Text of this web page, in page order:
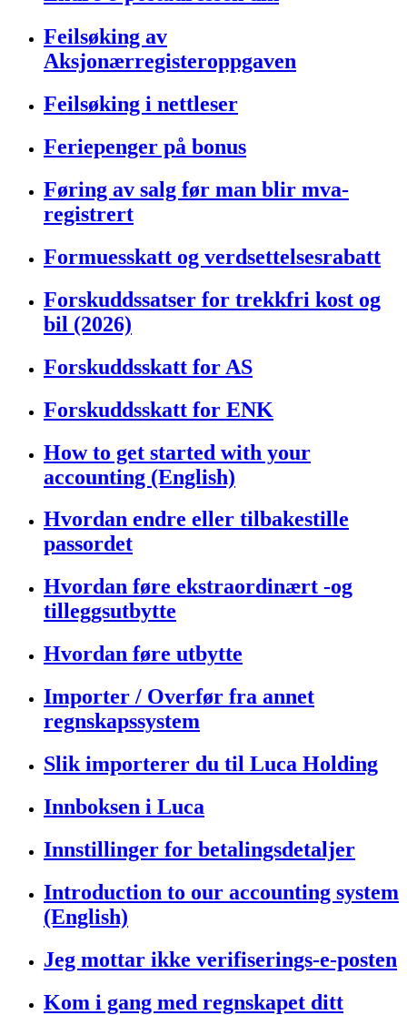
Feilsøking av
Aksjonærregisteroppgaven
Feilsøking i nettleser
Feriepenger på bonus
Føring av salg før man blir mva-
registrert
Formuesskatt og verdsettelsesrabatt
Forskuddssatser for trekkfri kost og
bil (2026)
Forskuddsskatt for AS
Forskuddsskatt for ENK
How to get started with your
accounting (English)
Hvordan endre eller tilbakestille
passordet
Hvordan føre ekstraordinært -og
tilleggsutbytte
Hvordan føre utbytte
Importer / Overfør fra annet
regnskapssystem
Slik importerer du til Luca Holding
Innboksen i Luca
Innstillinger for betalingsdetaljer
Introduction to our accounting system
(English)
Jeg mottar ikke verifiserings-e-posten
Kom i gang med regnskapet ditt